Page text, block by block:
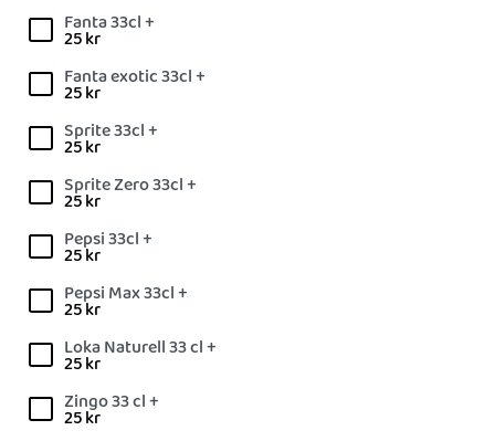
Fanta 33cl +
25kr
Fanta exotic 33cl +
25kr
Sprite 33cl +
25kr
Sprite Zero 33cl +
25kr
Pepsi 33cl +
25kr
Pepsi Max 33cl +
25kr
Loka Naturell 33 cl +
25kr
Zingo 33 cl +
25kr